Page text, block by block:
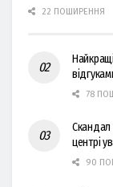
22 ПОШИРЕННЯ
78
Скандал
центрі
90